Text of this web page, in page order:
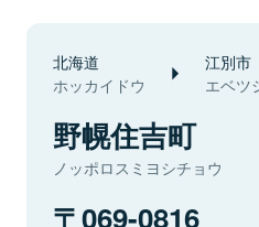
北海道
ホッカイドウ
江別市
エベツ
野幌住吉町
ノッポロスミヨシチョウ
069-0816